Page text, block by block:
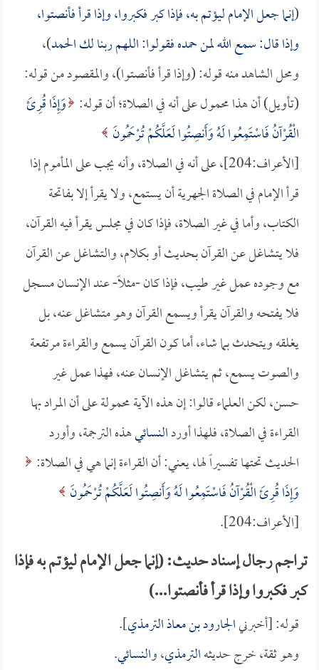
(إنما جعل الإمام ليؤتم به، فإذا كبر فكبروا، وإذا قرأ فأنصتوا،
وإذا قال: سمع الله لمن حمده فقولوا: اللهم ربنا لك الحمد)،
ومحل الشاهد منه قوله: (وإذا قرأ فأنصتوا)، والمقصود من قوله:
(تأويل) أن هذا محمول على أنه في الصلاة؛ أن قوله: وَإِذَا قُرِئَ
الْقُرْآنُ فَاسْتَمِعُوا لَهُ وَأَنصِتُوا لَعَلَّكُمْ تُرْحَمُونَ
[الأعراف:204]، على أنه في الصلاة، وأنه يجب على المأموم إذا
قرأ الإمام في الصلاة الجهرية أن يستمع، ولا يقرأ إلا بفاتحة
الكتاب، وأما في غير الصلاة، فإذا كان في مجلس يقرأ فيه القرآن،
فلا يتشاغل عن القرآن بحديث أو بكلام، والتشاغل عن القرآن
مع وجوده عمل غير طيب، فإذا كان -مثلاً- عند الإنسان مسجل
فلا يفتحه والقرآن يقرأ ويسمع القرآن وهو متشاغل عنه، بل
يغلقه ويتحدث بما شاء، أما كون القرآن يسمع والقراءة مرتفعة
والصوت يسمع، ثم يتشاغل الإنسان عنه، فهذا عمل غير
حسن، لكن العلماء قالوا: إن هذه الآية محمولة على أن المراد بها
القراءة في الصلاة، فلهذا أوردالنسائيهذه الترجمة، وأورد
الحديث تحتها تفسيراً لها، يعني: أن القراءة إنما هي في الصلاة:
وَإِذَا قُرِئَ الْقُرْآنُ فَاسْتَمِعُوا لَهُ وَأَنصِتُوا لَعَلَّكُمْ تُرْحَمُونَ
[الأعراف:204].
تراجم رجال إسناد حديث: (إنما جعل الإمام ليؤتم به فإذا
كبر فكبروا وإذا قرأ فأنصتوا...)
قوله: [أخبرنيالجارود بن معاذ الترمذي].
وهو ثقة، خرج حديثهالترمذي، والنسائي.